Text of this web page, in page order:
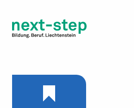
Beratung & Unterstützung